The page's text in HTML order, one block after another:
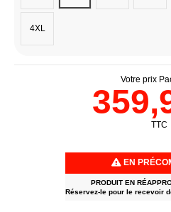
4XL
Votre prix
TTC
EN
PRODUIT EN
Réservez-le pour le recevoir